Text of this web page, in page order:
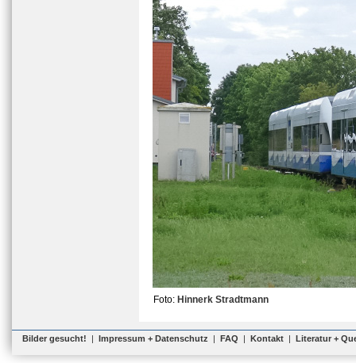
Foto: Hinnerk Stradtmann
Bilder gesucht! | Impressum + Datenschutz | FAQ | Kontakt | Literatur +